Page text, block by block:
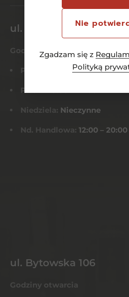
Nie
Zgadzam się z
Polityką
ul. Dworcowa 26/6
Godziny otwarcia
Pn-Czw: 8:00 – 21:00
Pt-Sob:
Niedziela: Nieczynne
Nd. Handlowa: 12:00 – 20:00
ul. Bytowska 106
Godziny otwarcia